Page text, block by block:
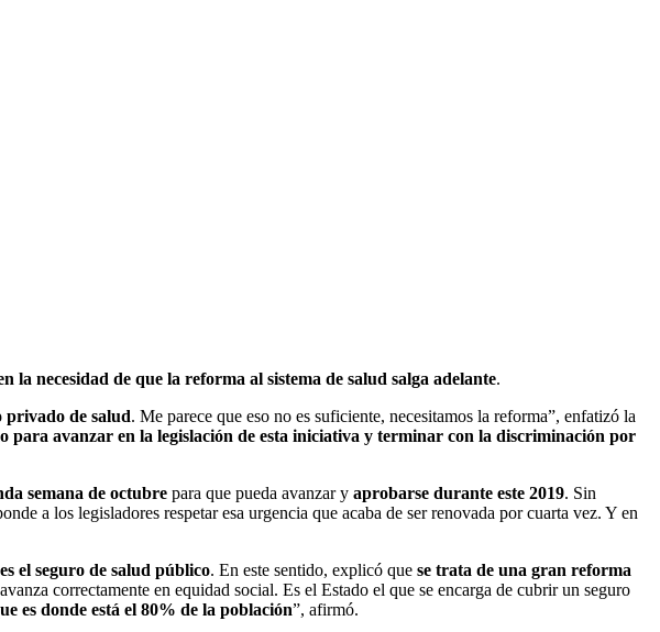
la necesidad de que la reforma al sistema de salud salga adelante.
privado de salud. Me parece que eso no es suficiente, necesitamos la reforma”, enfatizó la
para avanzar en la legislación de esta iniciativa y terminar con la discriminación por
semana de octubre para que pueda avanzar y aprobarse durante este 2019. Sin
a los legisladores respetar esa urgencia que acaba de ser renovada por cuarta vez. Y en
el seguro de salud público. En este sentido, explicó que se trata de una gran reforma
correctamente en equidad social. Es el Estado el que se encarga de cubrir un seguro
es donde está el 80% de la población”, afirmó.